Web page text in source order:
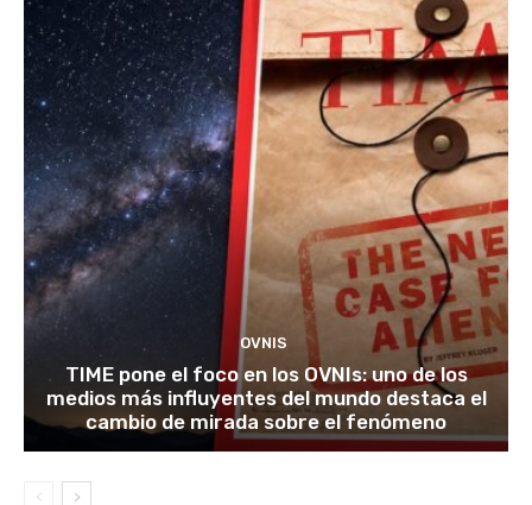
OVNIS
TIME pone el foco en los OVNIs: uno de los
medios más influyentes del mundo destaca el
cambio de mirada sobre el fenómeno